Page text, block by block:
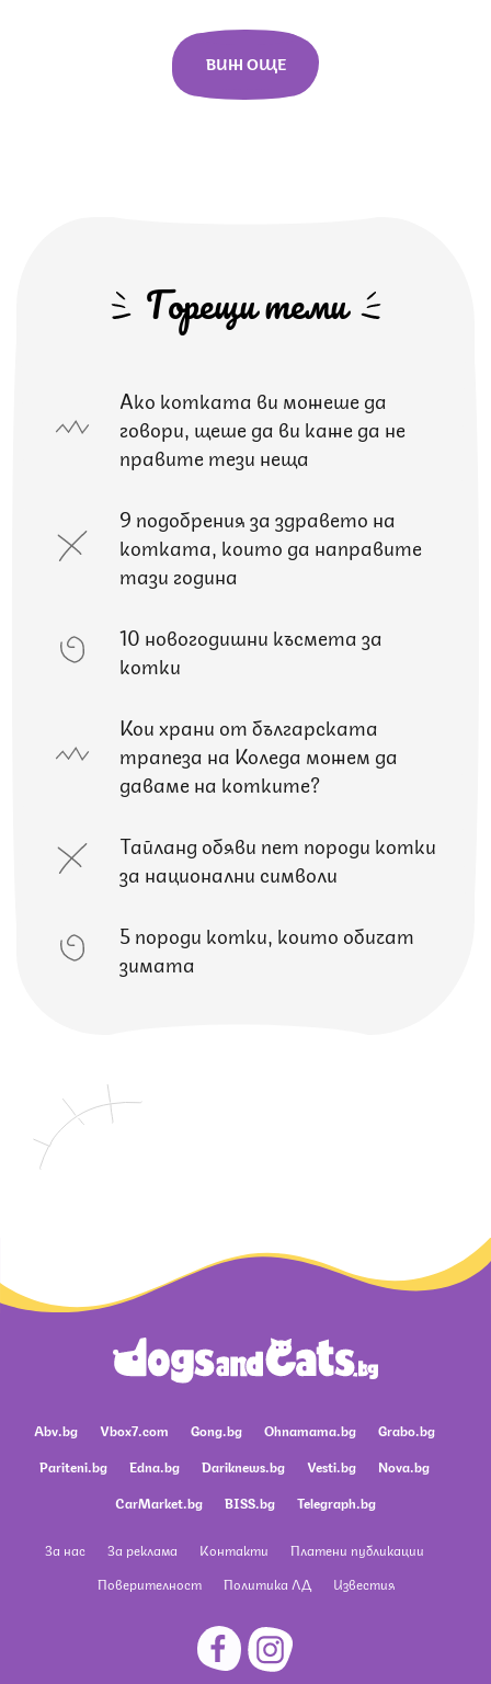
ВИЖ ОЩЕ
Горещи теми
Ако котката ви можеше да
говори, щеше да ви каже да не
правите тези неща
9 подобрения за здравето на
котката, които да направите
тази година
10 новогодишни късмета за
котки
Кои храни от българската
трапеза на Коледа можем да
даваме на котките?
Тайланд обяви пет породи котки
за национални символи
5 породи котки, които обичат
зимата
Abv.bg Vbox7.com Gong.bg Ohnamama.bg
Grabo.bg
Pariteni.bg
Edna.bg Dariknews.bg Vesti.bg
Nova.bg
CarMarket.bg
BISS.bg Telegraph.bg
За нас За реклама Контакти
Платени публикации
Поверителност
Политика ЛД Известия